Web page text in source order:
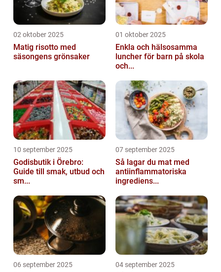
02 oktober 2025
Matig risotto med
säsongens grönsaker
01 oktober 2025
Enkla och hälsosamma
luncher för barn på skola
och...
10 september 2025
Godisbutik i Örebro:
Guide till smak, utbud och
sm...
07 september 2025
Så lagar du mat med
antiinflammatoriska
ingrediens...
06 september 2025 04 september 2025